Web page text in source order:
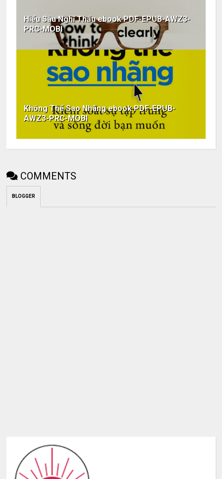
Hiểu Sâu Nghĩ Thấu ebook PDF-EPUB-AWZ3-
PRC-MOBI
Không Thể Sao Nhãng ebook PDF-EPUB-
AWZ3-PRC-MOBI
COMMENTS
BLOGGER